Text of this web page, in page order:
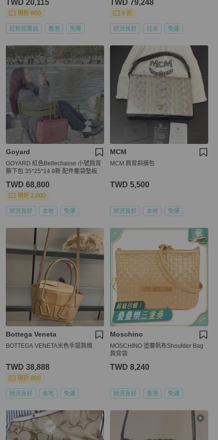
TWD 20,115
現折 800
近新閒置品 香港 免運
TWD 79,248
9 折
狀況良好 日本 免運
Goyard
GOYARD 紅色Bellechasse 小號肩背
腋下包 35*25*14 9新 配件塵袋墊板
TWD 68,800
現折 2,000
狀況良好 本地 免運
MCM
MCM 肩背斜揹包
TWD 5,500
狀況良好 本地 免運
Bottega Veneta
BOTTEGA VENETA米色手提肩揹
TWD 38,888
現折 800
狀況良好 本地 免運
Moschino
MOSCHINO 塗層帆布Shoulder Bag
肩背袋
TWD 8,240
狀況良好 香港 免運